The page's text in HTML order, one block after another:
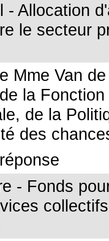
- Allocation
le secteur
Mme Van
la
de la
des
- Fonds